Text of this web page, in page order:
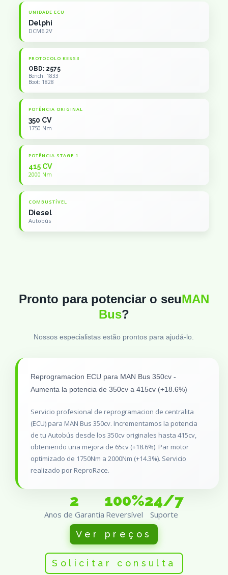
UNIDADE ECU
Delphi
DCM6.2V
PROTOCOLO KESS3
OBD: 2575
Bench: 1833
Boot: 1828
POTÊNCIA ORIGINAL
350 CV
1750 Nm
POTÊNCIA STAGE 1
415 CV
2000 Nm
COMBUSTÍVEL
Diesel
Autobús
Pronto para potenciar o seuMAN
Bus?
Nossos especialistas estão prontos para ajudá-lo.
Reprogramacion ECU para MAN Bus 350cv -
Aumenta la potencia de 350cv a 415cv (+18.6%)
Servicio profesional de reprogramacion de centralita
(ECU) para MAN Bus 350cv. Incrementamos la potencia
de tu Autobús desde los 350cv originales hasta 415cv,
obteniendo una mejora de 65cv (+18.6%). Par motor
optimizado de 1750Nm a 2000Nm (+14.3%). Servicio
realizado por ReproRace.
2
Anos de Garantia
100%
Reversível
24/7
Suporte
Ver preços
Solicitar consulta